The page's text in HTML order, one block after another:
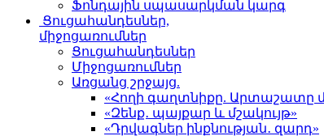
Ֆոնդային սպասարկման կարգ
Ցուցահանդեսներ,
միջոցառումներ
Ցուցահանդեսներ
Միջոցառումներ
Առցանց շրջայց.
«Հողի գաղտնիքը. Արտաշատը
«Զենք․ պայքար և մշակույթ»
«Դրվագներ ինքնության․ զարդ»